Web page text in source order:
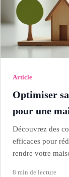
Article
Optimiser
pour une
Découvrez des
efficaces pour
rendre votre
8 min de lecture